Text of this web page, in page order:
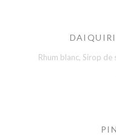
Rhum blanc, Sirop